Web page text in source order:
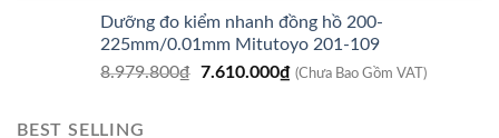
là:
8.920.800₫.
tại
là:
7.560.000₫.
Dưỡng đo kiểm nhanh đồng hồ 200-
225mm/0.01mm Mitutoyo 201-109
8.979.800₫ Giá
7.610.000₫Giá
(Chưa Bao Gồm VAT)
BEST SELLING